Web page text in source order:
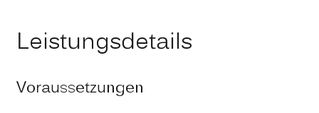
Leistungsdetails
Voraussetzungen